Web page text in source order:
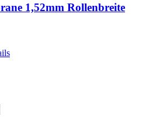
1,52mm Rollenbreite